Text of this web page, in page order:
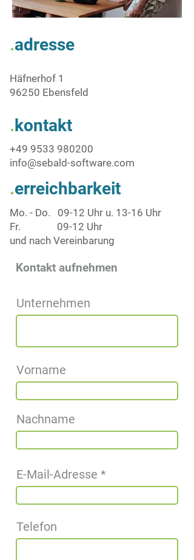
.adresse
Häfnerhof 1
96250 Ebensfeld
.kontakt
+49 9533 980200
info@sebald-software.com
.erreichbarkeit
Mo. - Do. 09-12 Uhr u. 13-16 Uhr
Fr. 09-12 Uhr
und nach Vereinbarung
Kontakt aufnehmen
Unternehmen
Vorname
Nachname
E-Mail-Adresse
Telefon